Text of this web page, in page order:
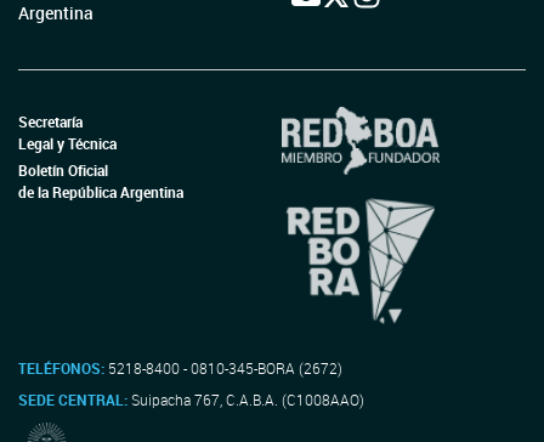
Argentina
Secretaría
Legal y Técnica
Boletín Oficial
de la República Argentina
TELÉFONOS: 5218-8400 - 0810-345-BORA (2672)
SEDE CENTRAL:Suipacha 767, C.A.B.A. (C1008AAO)